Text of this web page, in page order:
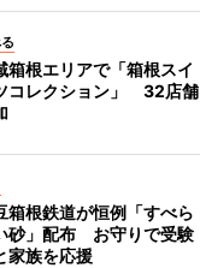
箱根エリアで「箱根スイ
コレクション」 32店舗
箱根鉄道が恒例「すべら
砂」配布 お守りで受験
家族を応援